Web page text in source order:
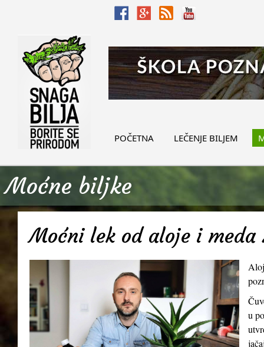
POČETNA LEČENJE BILJEM
Moćne biljke
Moćni lek od aloje i meda
u